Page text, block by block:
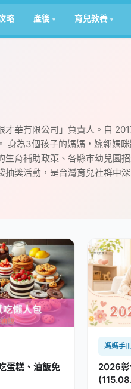
略 產後 育兒教養
華有限公司」負責人。自
身為3個孩子的媽媽，婉翎媽
育補助政策、各縣市幼兒
獎活動，是台灣育兒社群中
蛋糕、油飯免
媽媽手
2026彰